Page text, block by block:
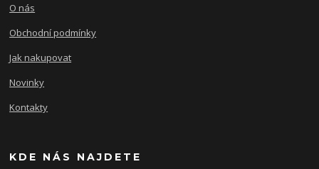
O nás
Obchodní podmínky
Jak nakupovat
Novinky
Kontakty
KDE NÁS NAJDETE